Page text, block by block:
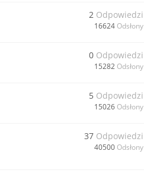
2 Odpowiedzi
16624 Odsłony
0 Odpowiedzi
15282 Odsłony
5 Odpowiedzi
15026 Odsłony
37 Odpowiedzi
40500 Odsłony